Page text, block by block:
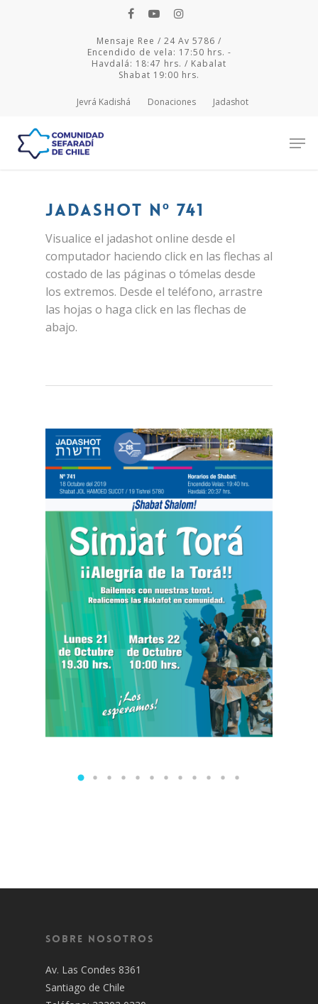
Mensaje Ree / 24 Av 5786 /
Encendido de vela: 17:50 hrs. -
Havdalá: 18:47 hrs. / Kabalat
Shabat 19:00 hrs.
Jevrá Kadishá Donaciones Jadashot
Hit enter to search or ESC to close
Jadashot Nº 741
Visualice el jadashot online desde el
computador haciendo click en las flechas al
costado de las páginas o tómelas desde
los extremos. Desde el teléfono, arrastre
las hojas o haga click en las flechas de
abajo.
Sobre Nosotros
Av. Las Condes 8361
Santiago de Chile